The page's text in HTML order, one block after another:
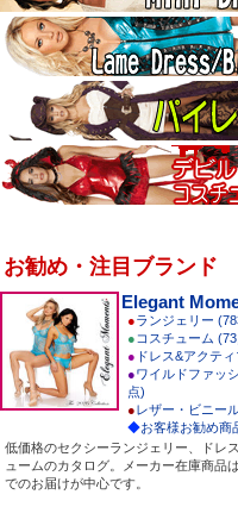
お勧め・注目ブランド
Elegant
●ランジェリー
● コスチューム
● ドレス&アクテ
●ワイルドファッ
点)
●レザー・ビニー
◆お客様お勧め商
低価格のセクシーランジェリー、ドレ
ュームのカタログ。メーカー在庫商品
でのお届けが中心です。